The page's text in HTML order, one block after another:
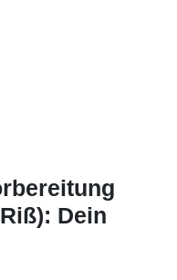
Dein